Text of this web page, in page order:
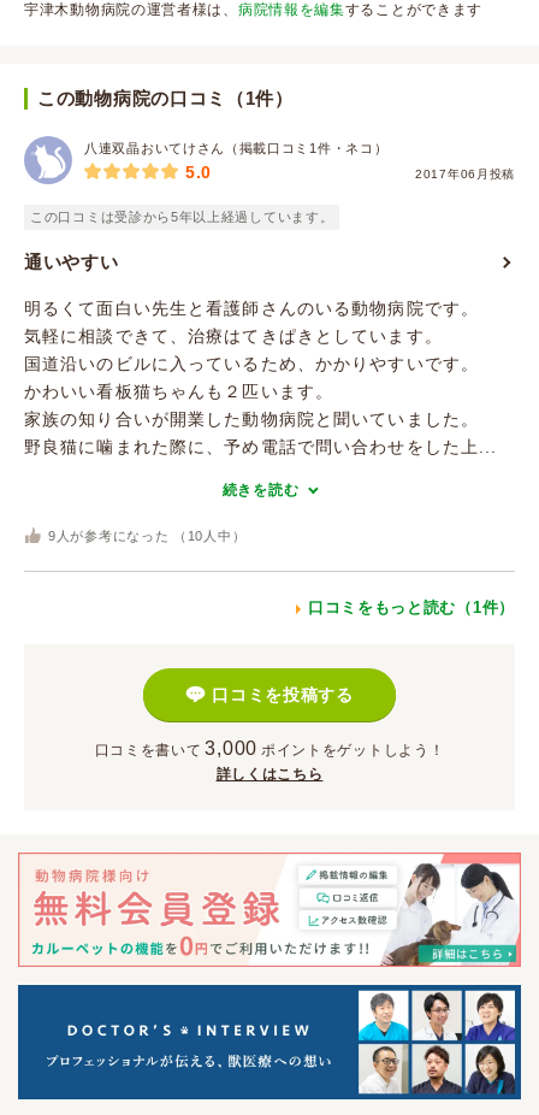
宇津木動物病院の運営者様は、 病院情報を編集することができます
この動物病院の口コミ（1件）
八連双晶おいてけさん（掲載口コミ1件・ネコ）
2017年06月投稿
5.0
この口コミは受診から5年以上経過しています。
通いやすい
明るくて面白い先生と看護師さんのいる動物病院です。
気軽に相談できて、治療はてきぱきとしています。
国道沿いのビルに入っているため、かかりやすいです。
かわいい看板猫ちゃんも２匹います。
家族の知り合いが開業した動物病院と聞いていました。
野良猫に噛まれた際に、予め電話で問い合わせをした上...
続きを読む
9 人が参考になった （ 10 人中）
口コミをもっと読む（1件）
口コミを投稿する
口コミを書いて 3,000 ポイント をゲットしよう！
詳しくはこちら